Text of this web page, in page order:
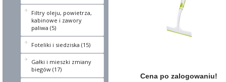
Filtry oleju, powietrza,
kabinowe i zawory
paliwa (5)
Foteliki i siedziska (15)
Gałki i mieszki zmiany
biegów (17)
Cena po zalogowaniu!